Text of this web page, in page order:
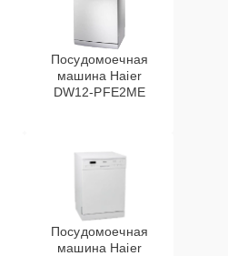
Посудомоечная
машина Haier
DW12-PFE2ME
Посудомоечная
машина Haier